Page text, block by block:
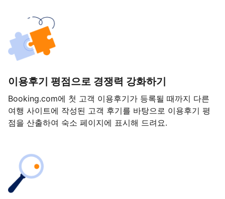
이용후기 평점으로 경쟁력 강화하기
Booking.com에 첫 고객 이용후기가 등록될 때까지 다른
여행 사이트에 작성된 고객 후기를 바탕으로 이용후기 평
점을 산출하여 숙소 페이지에 표시해 드려요.